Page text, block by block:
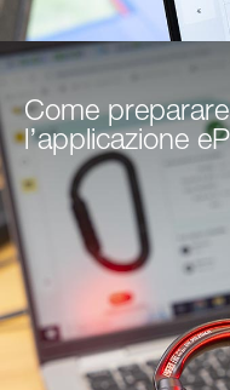
Come
l’applicazione